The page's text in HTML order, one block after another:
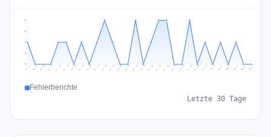
1
1
2
2
Jul 8 Jul 9 Jul 10 Jul 11 Jul 12 Jul 13 Jul 14 Jul 15 Jul 16 Jul 17 Jul 18 Jul 19 Jul 20 Jul 21 Jul 22 Jul 23 Jul 24 Jul 25 Jul 26 Jul 27 Jul 28 Jul 29 Jul 30 Jul 31 Aug 1 Aug 2 Aug 3 Aug 4 Aug 5 Aug 6
Fehlerberichte
Letzte 30 Tage